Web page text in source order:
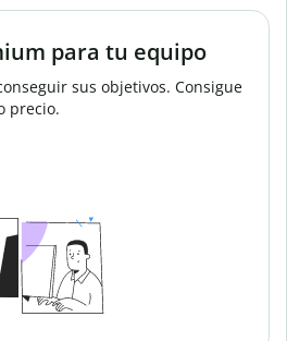
para tu equipo
sus objetivos. Consigue
precio.